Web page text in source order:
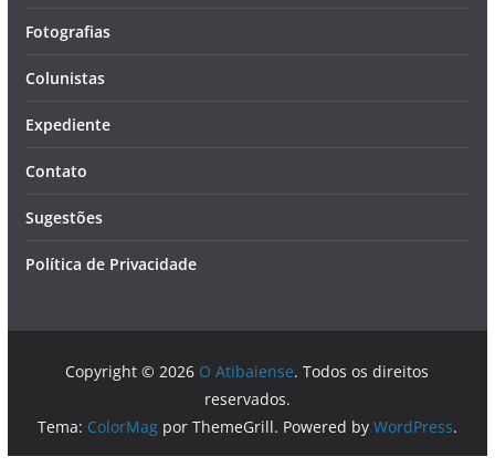
Fotografias
Colunistas
Expediente
Contato
Sugestões
Política de Privacidade
Copyright © 2026 O Atibaiense. Todos os direitos
reservados.
Tema: ColorMagpor ThemeGrill. Powered by WordPress.